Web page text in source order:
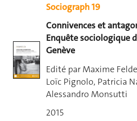
Sociograph 19
Connivences et
Enquête sociologique
Genève
Edité par Maxime
Loïc Pignolo, Patricia
Alessandro Monsutti
2015